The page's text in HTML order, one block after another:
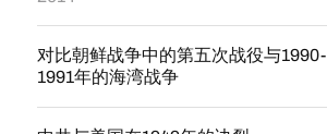
对比朝鲜战争中的第五次战役与1990-
1991年的海湾战争